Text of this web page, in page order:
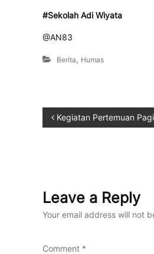
#Sekolah Adi Wiyata
@AN83
Berita, Humas
Kegiatan Pertemuan
Leave a Reply
Your email address will not
Comment *